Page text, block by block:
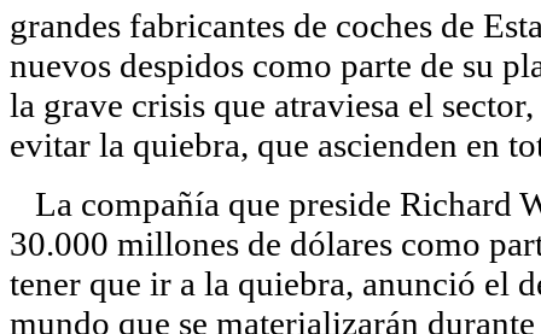
grandes fabricantes de coches de
nuevos despidos como parte de su
la grave crisis que atraviesa el
evitar la quiebra, que ascienden en
La compañía que preside Richard
30.000 millones de dólares como
tener que ir a la quiebra, anunció el
mundo que se materializarán